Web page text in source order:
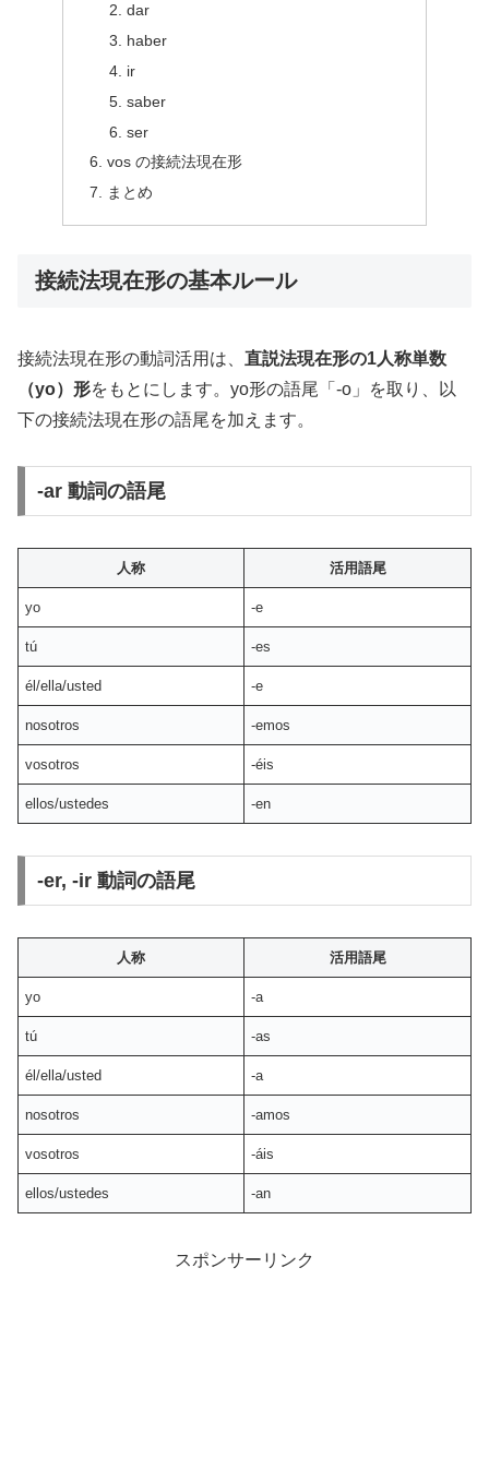
dar
haber
ir
saber
ser
vos の接続法現在形
まとめ
接続法現在形の基本ルール
接続法現在形の動詞活用は、 直説法現在形の1人称単数
（yo）形をもとにします。yo形の語尾「-o」を取り、以
下の接続法現在形の語尾を加えます。
-ar 動詞の語尾
人称 活用語尾
yo -e
tú -es
él/ella/usted -e
nosotros -emos
vosotros -éis
ellos/ustedes -en
-er, -ir 動詞の語尾
人称 活用語尾
yo -a
tú -as
él/ella/usted -a
nosotros -amos
vosotros -áis
ellos/ustedes -an
スポンサーリンク